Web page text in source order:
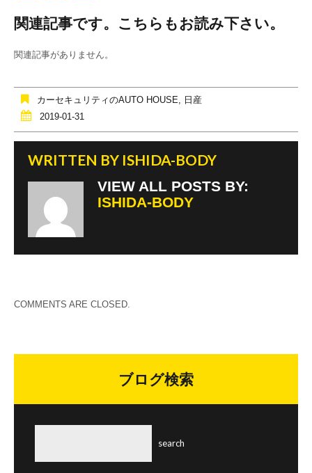
a
c
e
o
o
k
tt
er
e
関連記事です。こちらもお読み下さい。
関連記事がありません。
カーセキュリティのAUTO HOUSE, 日産
2019-01-31
WRITTEN BY ISHIDA-BODY
VIEW ALL POSTS BY:
ISHIDA-BODY
COMMENTS ARE CLOSED.
ブログ検索